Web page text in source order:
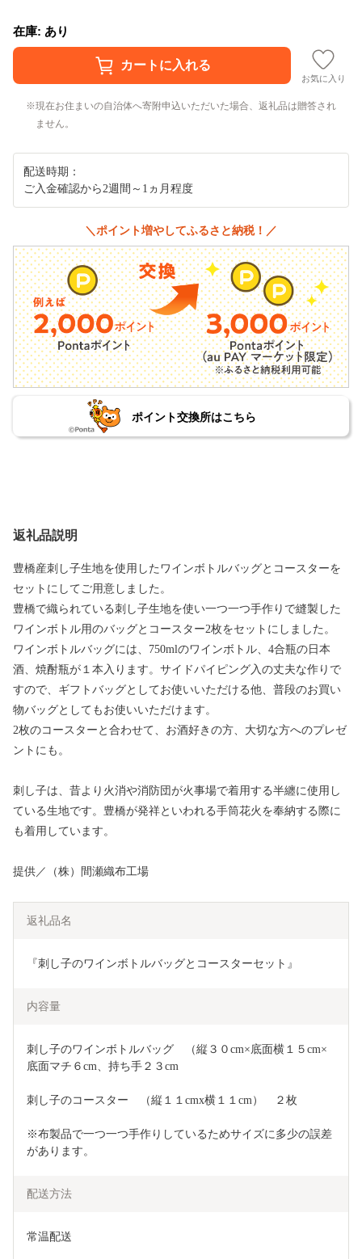
在庫: あり
お気に入り
現在お住まいの自治体へ寄附申込いただいた場合、返礼品は贈答され
ません。
配送時期：
ご入金確認から2週間～1ヵ月程度
＼ポイント増やしてふるさと納税！／
ポイント交換所はこちら
返礼品説明
豊橋産刺し子生地を使用したワインボトルバッグとコースターを
セットにしてご用意しました。
豊橋で織られている刺し子生地を使い一つ一つ手作りで縫製した
ワインボトル用のバッグとコースター2枚をセットにしました。
ワインボトルバッグには、750mlのワインボトル、4合瓶の日本
酒、焼酎瓶が１本入ります。サイドパイピング入の丈夫な作りで
すので、ギフトバッグとしてお使いいただける他、普段のお買い
物バッグとしてもお使いいただけます。
2枚のコースターと合わせて、お酒好きの方、大切な方へのプレゼ
ントにも。
刺し子は、昔より火消や消防団が火事場で着用する半纏に使用し
ている生地です。豊橋が発祥といわれる手筒花火を奉納する際に
も着用しています。
提供／（株）間瀬織布工場
返礼品名
『刺し子のワインボトルバッグとコースターセット』
内容量
刺し子のワインボトルバッグ　（縦３０cm×底面横１５cm×
底面マチ６cm、持ち手２３cm
刺し子のコースター　（縦１１cmx横１１cm）　２枚
※布製品で一つ一つ手作りしているためサイズに多少の誤差
があります。
配送方法
常温配送